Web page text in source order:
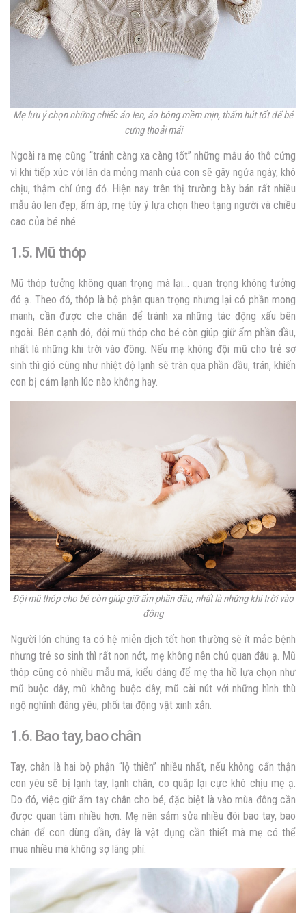
Mẹ lưu ý chọn những chiếc áo len, áo bông mềm mịn, thấm hút tốt để bé
cưng thoải mái
Ngoài ra mẹ cũng “tránh càng xa càng tốt” những mẫu áo thô cứng
vì khi tiếp xúc với làn da mỏng manh của con sẽ gây ngứa ngáy, khó
chịu, thậm chí ửng đỏ. Hiện nay trên thị trường bày bán rất nhiều
mẫu áo len đẹp, ấm áp, mẹ tùy ý lựa chọn theo tạng người và chiều
cao của bé nhé.
1.5. Mũ thóp
Mũ thóp tưởng không quan trọng mà lại… quan trọng không tưởng
đó ạ. Theo đó, thóp là bộ phận quan trọng nhưng lại có phần mong
manh, cần được che chắn để tránh xa những tác động xấu bên
ngoài. Bên cạnh đó, đội mũ thóp cho bé còn giúp giữ ấm phần đầu,
nhất là những khi trời vào đông. Nếu mẹ không đội mũ cho trẻ sơ
sinh thì gió cũng như nhiệt độ lạnh sẽ tràn qua phần đầu, trán, khiến
con bị cảm lạnh lúc nào không hay.
Đội mũ thóp cho bé còn giúp giữ ấm phần đầu, nhất là những khi trời vào
đông
Người lớn chúng ta có hệ miễn dịch tốt hơn thường sẽ ít mắc bệnh
nhưng trẻ sơ sinh thì rất non nớt, mẹ không nên chủ quan đâu ạ. Mũ
thóp cũng có nhiều mẫu mã, kiểu dáng để mẹ tha hồ lựa chọn như
mũ buộc dây, mũ không buộc dây, mũ cài nút với những hình thù
ngộ nghĩnh đáng yêu, phối tai động vật xinh xắn.
1.6. Bao tay, bao chân
Tay, chân là hai bộ phận “lộ thiên” nhiều nhất, nếu không cẩn thận
con yêu sẽ bị lạnh tay, lạnh chân, co quắp lại cực khó chịu mẹ ạ.
Do đó, việc giữ ấm tay chân cho bé, đặc biệt là vào mùa đông cần
được quan tâm nhiều hơn. Mẹ nên sắm sửa nhiều đôi bao tay, bao
chân để con dùng dần, đây là vật dụng cần thiết mà mẹ có thể
mua nhiều mà không sợ lãng phí.